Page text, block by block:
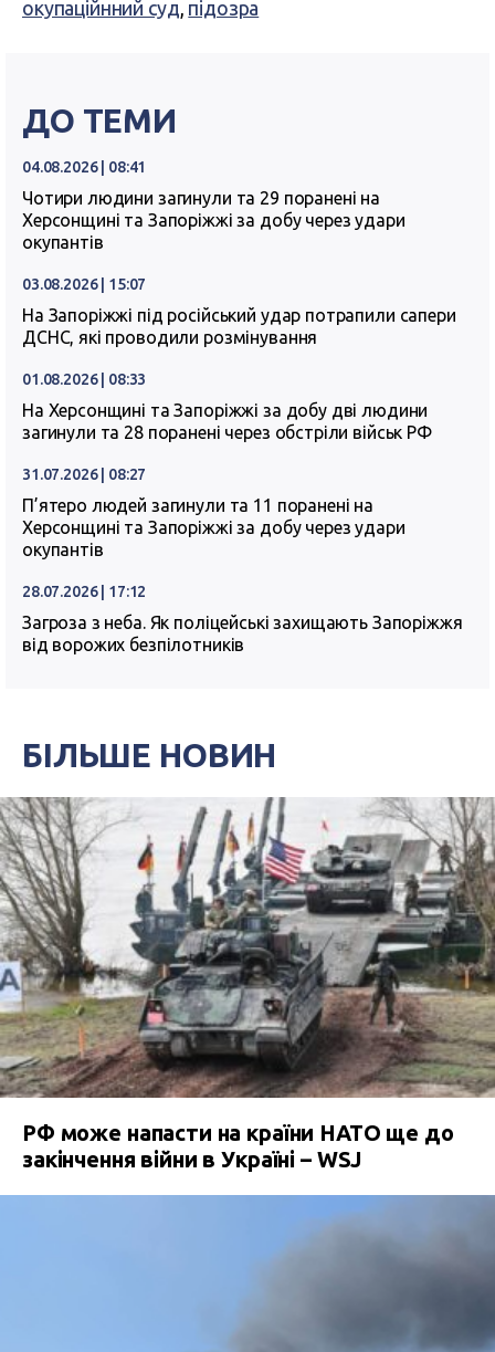
окупаційнний суд, підозра
ДО ТЕМИ
04.08.2026 | 08:41
Чотири людини загинули та 29 поранені на
Херсонщині та Запоріжжі за добу через удари
окупантів
03.08.2026 | 15:07
На Запоріжжі під російський удар потрапили сапери
ДСНС, які проводили розмінування
01.08.2026 | 08:33
На Херсонщині та Запоріжжі за добу дві людини
загинули та 28 поранені через обстріли військ РФ
31.07.2026 | 08:27
П’ятеро людей загинули та 11 поранені на
Херсонщині та Запоріжжі за добу через удари
окупантів
28.07.2026 | 17:12
Загроза з неба. Як поліцейські захищають Запоріжжя
від ворожих безпілотників
БІЛЬШЕ НОВИН
РФ може напасти на країни НАТО ще до
закінчення війни в Україні – WSJ